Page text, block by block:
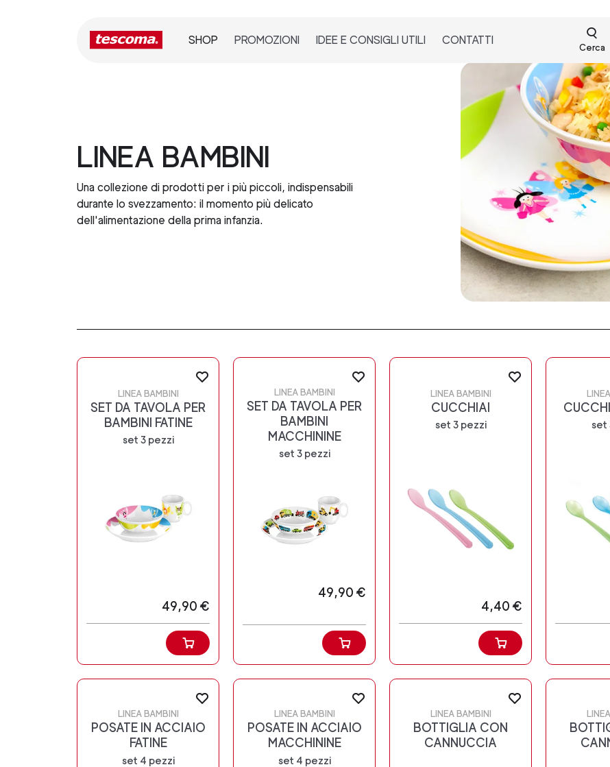
SHOP PROMOZIONI IDEE E CONSIGLI UTILI CONTATTI
Cerca
LINEA BAMBINI
Una collezione di prodotti per i più piccoli, indispensabili
durante lo svezzamento: il momento più delicato
dell'alimentazione della prima infanzia.
LINEA BAMBINI
SET DA TAVOLA PER
BAMBINI FATINE
set 3 pezzi
49,90 €
LINEA BAMBINI
SET DA TAVOLA PER
BAMBINI
MACCHININE
set 3 pezzi
49,90 €
LINEA BAMBINI
CUCCHIAI
set 3 pezzi
4,40 €
set
LINEA BAMBINI
POSATE IN ACCIAIO
FATINE
set 4 pezzi
LINEA BAMBINI
POSATE IN ACCIAIO
MACCHININE
set 4 pezzi
LINEA BAMBINI
BOTTIGLIA CON
CANNUCCIA